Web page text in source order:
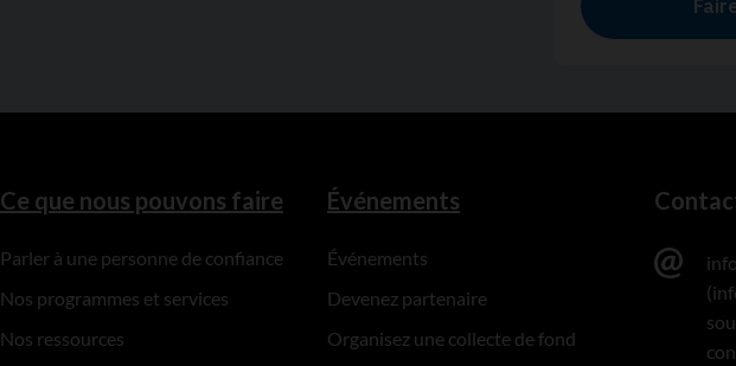
Ce que nous pouvons faire
Parler à une personne de confiance
Nos programmes et services
Nos ressources
Événements
Événements
Devenez partenaire
Organisez une collecte de fond